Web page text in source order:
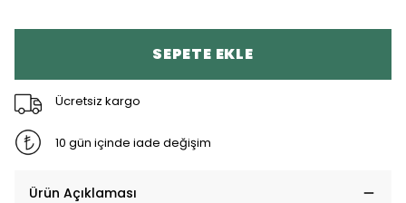
SEPETE EKLE
Ücretsiz kargo
10 gün içinde iade değişim
Ürün Açıklaması